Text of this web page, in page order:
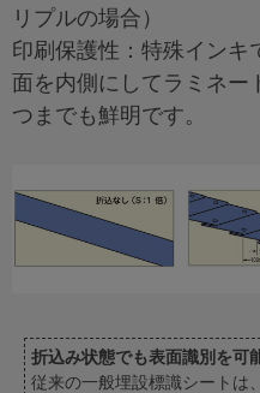
リプルの場合）
印刷保護性：特殊インキ
面を内側にしてラミネー
つまでも鮮明です。
折込み状態でも表面識別を可
従来の一般埋設標識シートは